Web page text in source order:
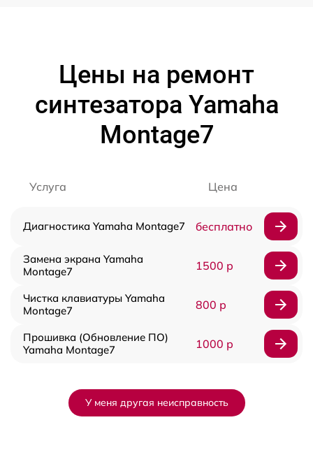
Цены на ремонт
синтезатора Yamaha
Montage7
Услуга Цена
Диагностика Yamaha Montage7 бесплатно
Замена экрана Yamaha
Montage7
1500 р
Чистка клавиатуры Yamaha
Montage7
800 р
Прошивка (Обновление ПО)
Yamaha Montage7
1000 р
У меня другая неисправность